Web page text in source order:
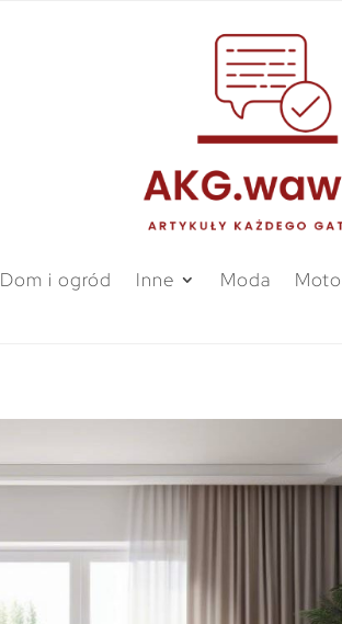
Dom i ogród Inne Moda